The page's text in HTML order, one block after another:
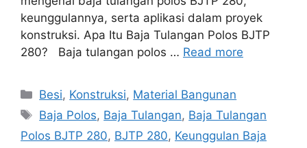
keunggulannya, serta aplikasi dalam proyek
konstruksi. Apa Itu Baja Tulangan Polos BJTP
280? Baja tulangan polos … Read more
Categories
Besi, Konstruksi, Material Bangunan
Tags
Baja Polos, Baja Tulangan, Baja Tulangan
Polos BJTP 280, BJTP 280, Keunggulan Baja